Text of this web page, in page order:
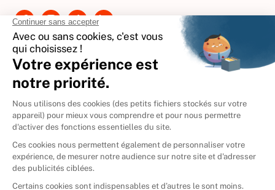
International
🇪🇸 Espagne
🇩🇪Allemagne
🇮🇹 Italie